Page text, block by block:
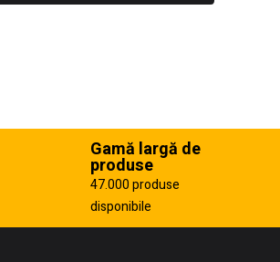
Gamă largă de
produse
47.000 produse
disponibile